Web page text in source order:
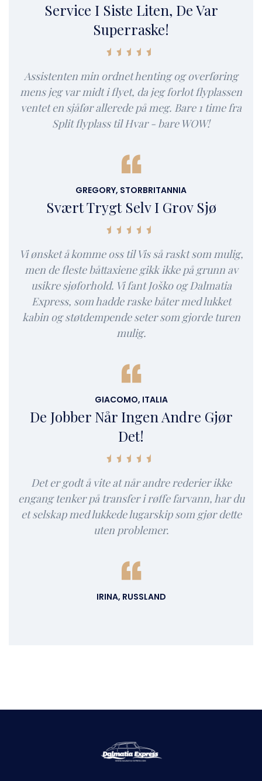
Service I Siste Liten, De Var
Superraske!
Assistenten min ordnet henting og overføring
mens jeg var midt i flyet, da jeg forlot flyplassen
ventet en sjåfør allerede på meg. Bare 1 time fra
Split flyplass til Hvar - bare WOW!
GREGORY, STORBRITANNIA
Svært Trygt Selv I Grov Sjø
Vi ønsket å komme oss til Vis så raskt som mulig,
men de fleste båttaxiene gikk ikke på grunn av
usikre sjøforhold. Vi fant Joško og Dalmatia
Express, som hadde raske båter med lukket
kabin og støtdempende seter som gjorde turen
mulig.
GIACOMO, ITALIA
De Jobber Når Ingen Andre Gjør
Det!
Det er godt å vite at når andre rederier ikke
engang tenker på transfer i røffe farvann, har du
et selskap med lukkede lugarskip som gjør dette
uten problemer.
IRINA, RUSSLAND